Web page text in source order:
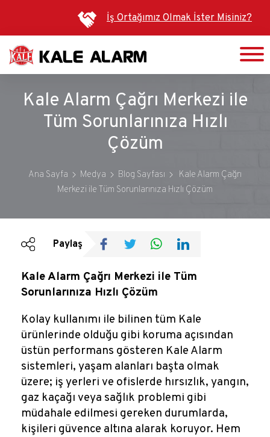
atla
İş Ortağımız Olmak İster Misiniz?
Kale Alarm Çağrı Merkezi ile
Tüm Sorunlarınıza Hızlı
Çözüm
Ana Sayfa Medya Blog Sayfası
Kale Alarm Çağrı
Merkezi ile Tüm Sorunlarınıza Hızlı Çözüm
Bültenler
Reklamlar
Blog
Paylaş
Kale Alarm Çağrı Merkezi ile Tüm
Sorunlarınıza Hızlı Çözüm
Kolay kullanımı ile bilinen tüm Kale
ürünlerinde olduğu gibi koruma açısından
üstün performans gösteren Kale Alarm
sistemleri, yaşam alanları başta olmak
üzere; iş yerleri ve ofislerde hırsızlık, yangın,
gaz kaçağı veya sağlık problemi gibi
müdahale edilmesi gereken durumlarda,
kişileri güvence altına alarak koruyor. Hem